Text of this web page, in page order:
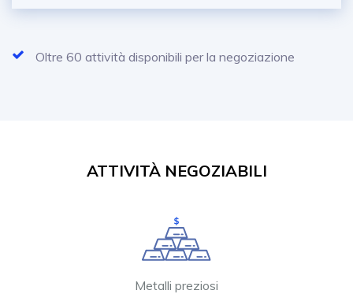
Oltre 60 attività disponibili per la negoziazione
ATTIVITÀ NEGOZIABILI
Metalli preziosi